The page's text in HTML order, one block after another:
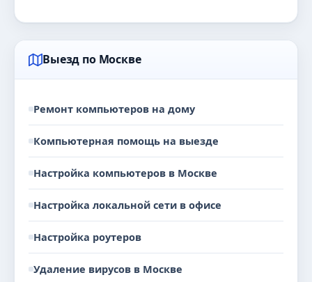
Выезд по Москве
Ремонт компьютеров на дому
Компьютерная помощь на выезде
Настройка компьютеров в Москве
Настройка локальной сети в офисе
Настройка роутеров
Удаление вирусов в Москве